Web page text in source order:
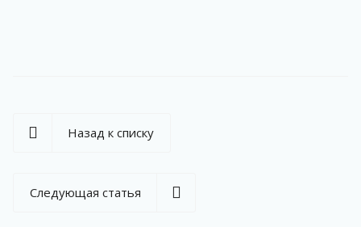
Назад к списку
Следующая статья